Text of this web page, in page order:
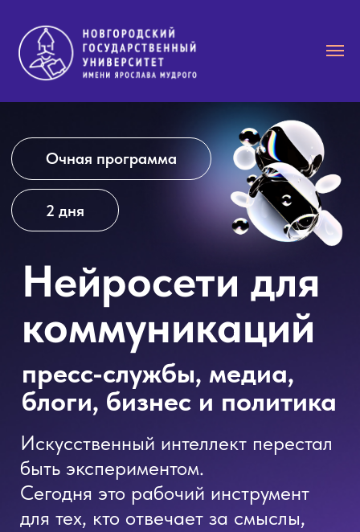
Cмотреть программу
2 дня
Нейросети для
коммуникаций
пресс-службы, медиа,
блоги, бизнес и политика
быть экспериментом.
Сегодня это рабочий инструмент
для тех, кто отвечает за смыслы,
повестку, репутацию и скорость
реакции.